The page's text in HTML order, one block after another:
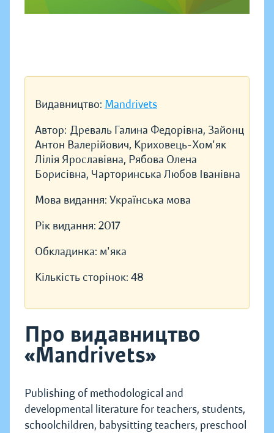
Видавництво: Mandrivets
Автор: Древаль Галина Федорівна, Зайонц
Антон Валерійович, Криховець-Хом'як
Лілія Ярославівна, Рябова Олена
Борисівна, Чарторинська Любов Іванівна
Мова видання: Українська мова
Рік видання: 2017
Обкладинка: м'яка
Кількість сторінок: 48
Про видавництво
«Mandrivets»
Publishing of methodological and
developmental literature for teachers, students,
schoolchildren, babysitting teachers, preschool